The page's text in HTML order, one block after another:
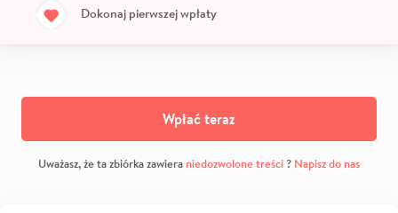
Dokonaj pierwszej wpłaty
Wpłać teraz
Uważasz, że ta zbiórka zawiera niedozwolone treści? Napisz do nas